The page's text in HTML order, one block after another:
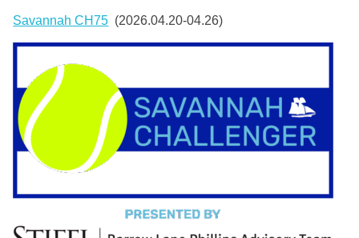
Savannah CH75 (2026.04.20-04.26)